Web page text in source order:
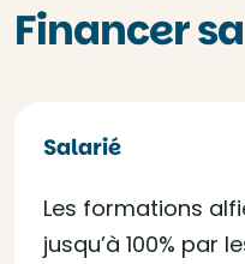
Financer
Salarié
Les formations
jusqu’à 100% par